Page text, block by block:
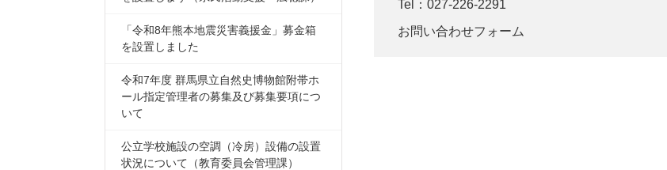
Tel：027-226-2291
お問い合わせフォーム
「令和8年熊本地震災害義援金」募金箱
を設置しました
令和7年度 群馬県立自然史博物館附帯ホ
ール指定管理者の募集及び募集要項につ
いて
公立学校施設の空調（冷房）設備の設置
状況について（教育委員会管理課）